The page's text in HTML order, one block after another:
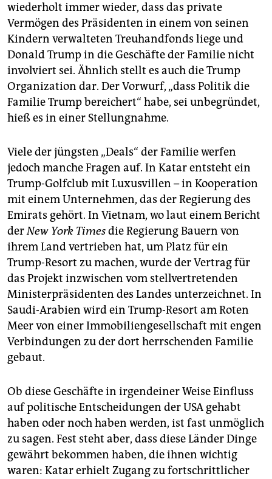
wiederholt immer wieder, dass das private
Vermögen des Präsidenten in einem von seinen
Kindern verwalteten Treuhandfonds liege und
Donald Trump in die Geschäfte der Familie nicht
involviert sei. Ähnlich stellt es auch die Trump
Organization dar. Der Vorwurf, „dass Politik die
Familie Trump bereichert“ habe, sei unbegründet,
hieß es in einer Stellungnahme.
Viele der jüngsten „Deals“ der Familie werfen
jedoch manche Fragen auf. In Katar entsteht ein
Trump-Golfclub mit Luxusvillen – in Kooperation
mit einem Unternehmen, das der Regierung des
Emirats gehört. In Vietnam, wo laut einem Bericht
derNew York Timesdie Regierung Bauern von
ihrem Land vertrieben hat, um Platz für ein
Trump-Resort zu machen, wurde der Vertrag für
das Projekt inzwischen vom stellvertretenden
Ministerpräsidenten des Landes unterzeichnet. In
Saudi-Arabien wird ein Trump-Resort am Roten
Meer von einer Immobiliengesellschaft mit engen
Verbindungen zu der dort herrschenden Familie
gebaut.
Ob diese Geschäfte in irgendeiner Weise Einfluss
auf politische Entscheidungen der USA gehabt
haben oder noch haben werden, ist fast unmöglich
zu sagen. Fest steht aber, dass diese Länder Dinge
gewährt bekommen haben, die ihnen wichtig
waren: Katar erhielt Zugang zu fortschrittlicher